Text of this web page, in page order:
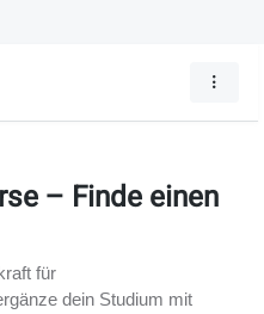
– Finde einen
für
dein Studium mit